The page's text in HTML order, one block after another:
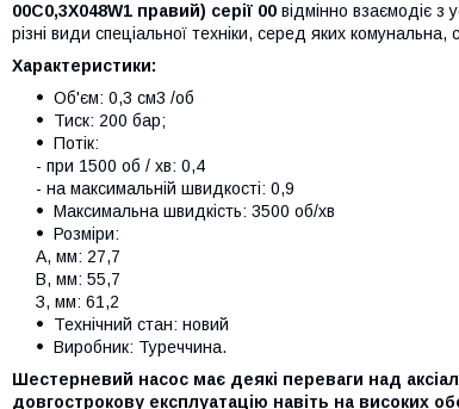
00C0,3X048W1 правий) серії 00 відмінно взаємодіє з
різні види спеціальної техніки, серед яких
Характеристики:
Об'єм: 0,3 см3 /об
Тиск: 200 бар;
Потік:
- при 1500 об / хв: 0,4
- на максимальній швидкості: 0,9
Максимальна швидкість: 3500 об/хв
Розміри:
A, мм: 27,7
B, мм: 55,7
З, мм: 61,2
Технічний стан: новий
Виробник: Туреччина.
Шестерневий насос має деякі переваги над
довгострокову експлуатацію навіть на високих